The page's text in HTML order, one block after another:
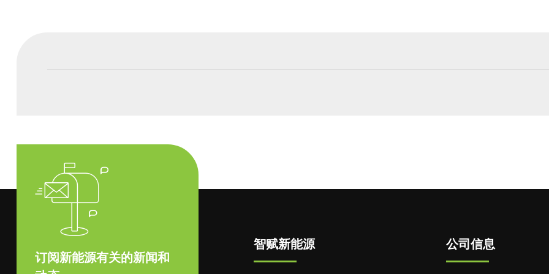
订阅新能源有关的新闻和
智赋新能源 公司信息